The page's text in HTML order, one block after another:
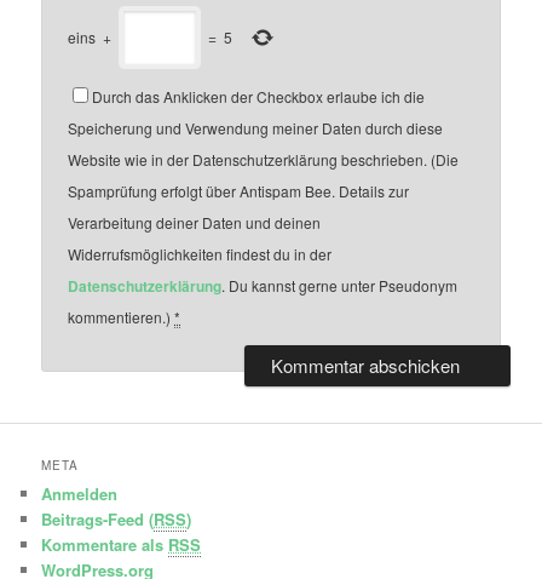
eins + = 5
Durch das Anklicken der Checkbox erlaube ich die
Speicherung und Verwendung meiner Daten durch diese
Website wie in der Datenschutzerklärung beschrieben. (Die
Spamprüfung erfolgt über Antispam Bee. Details zur
Verarbeitung deiner Daten und deinen
Widerrufsmöglichkeiten findest du in der
Datenschutzerklärung. Du kannst gerne unter Pseudonym
kommentieren.)*
META
Anmelden
Beitrags-Feed (RSS)
Kommentare als RSS
WordPress.org